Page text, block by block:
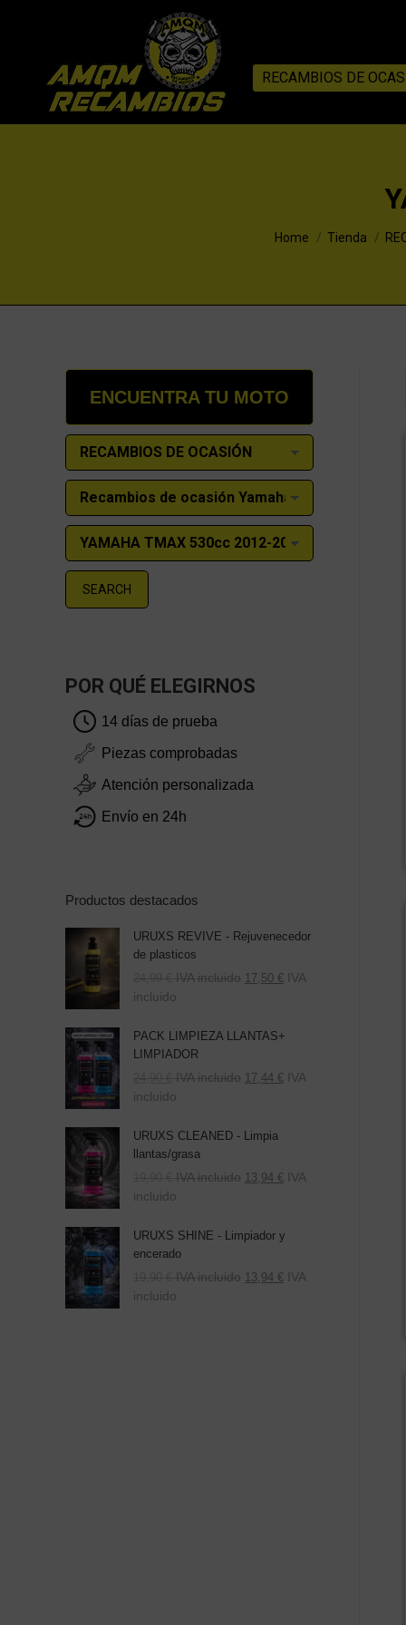
RECAMBIOS DE
You are here:
Home Tienda
ENCUENTRA TU MOTO
SEARCH
POR QUÉ ELEGIRNOS
14 días de prueba
Piezas comprobadas
Atención personalizada
Envío en 24h
Productos destacados
URUXS REVIVE - Rejuvenecedor
de plasticos
24,99 € IVA incluido 17,50 € IVA
incluido
PACK LIMPIEZA LLANTAS+
LIMPIADOR
El
precio
era:
39,80 €.
24,90 € El
precio
es:
24,90 €.
IVA incluido 17,44 € IVA
incluido
URUXS CLEANED - Limpia
llantas/grasa
19,90 € IVA incluido 13,94 € IVA
incluido
URUXS SHINE - Limpiador y
encerado
19,90 € IVA incluido 13,94 € IVA
incluido